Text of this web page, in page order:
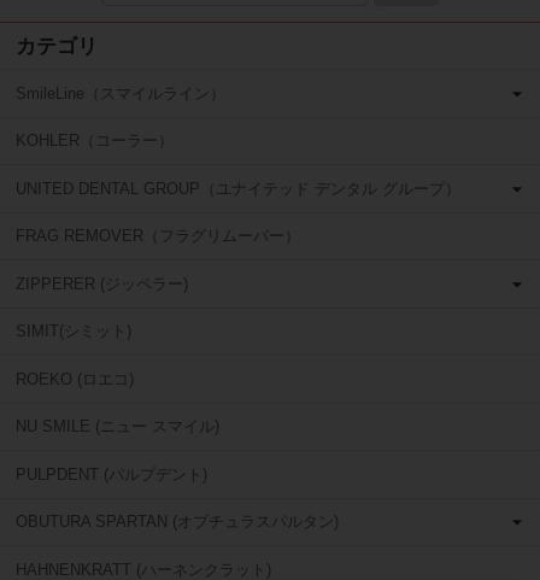
カテゴリ
SmileLine（スマイルライン）
KOHLER（コーラー）
UNITED DENTAL GROUP（ユナイテッド デンタル グループ）
FRAG REMOVER（フラグリムーバー）
ZIPPERER (ジッペラー)
SIMIT(シミット)
ROEKO (ロエコ)
NU SMILE (ニュー スマイル)
PULPDENT (パルプデント)
OBUTURA SPARTAN (オブチュラスパルタン)
HAHNENKRATT (ハーネンクラット)